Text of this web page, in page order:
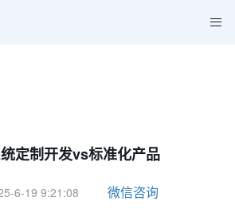
定制开发vs标准化产品
6-19 9:21:08 微信咨询